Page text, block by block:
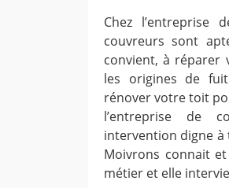
Chez l’entreprise
couvreurs sont
convient, à réparer
les origines de
rénover votre toit
l’entreprise de
intervention digne à
Moivrons connait
métier et elle